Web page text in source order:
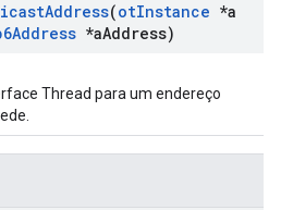
Address(otInstance *a
*aAddress)
Thread para um endereço